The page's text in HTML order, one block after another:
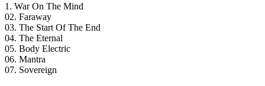
1. War On The Mind
02. Faraway
03. The Start Of The End
04. The Eternal
05. Body Electric
06. Mantra
07. Sovereign